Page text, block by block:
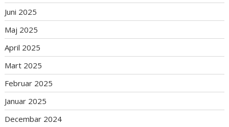
Juni 2025
Maj 2025
April 2025
Mart 2025
Februar 2025
Januar 2025
Decembar 2024